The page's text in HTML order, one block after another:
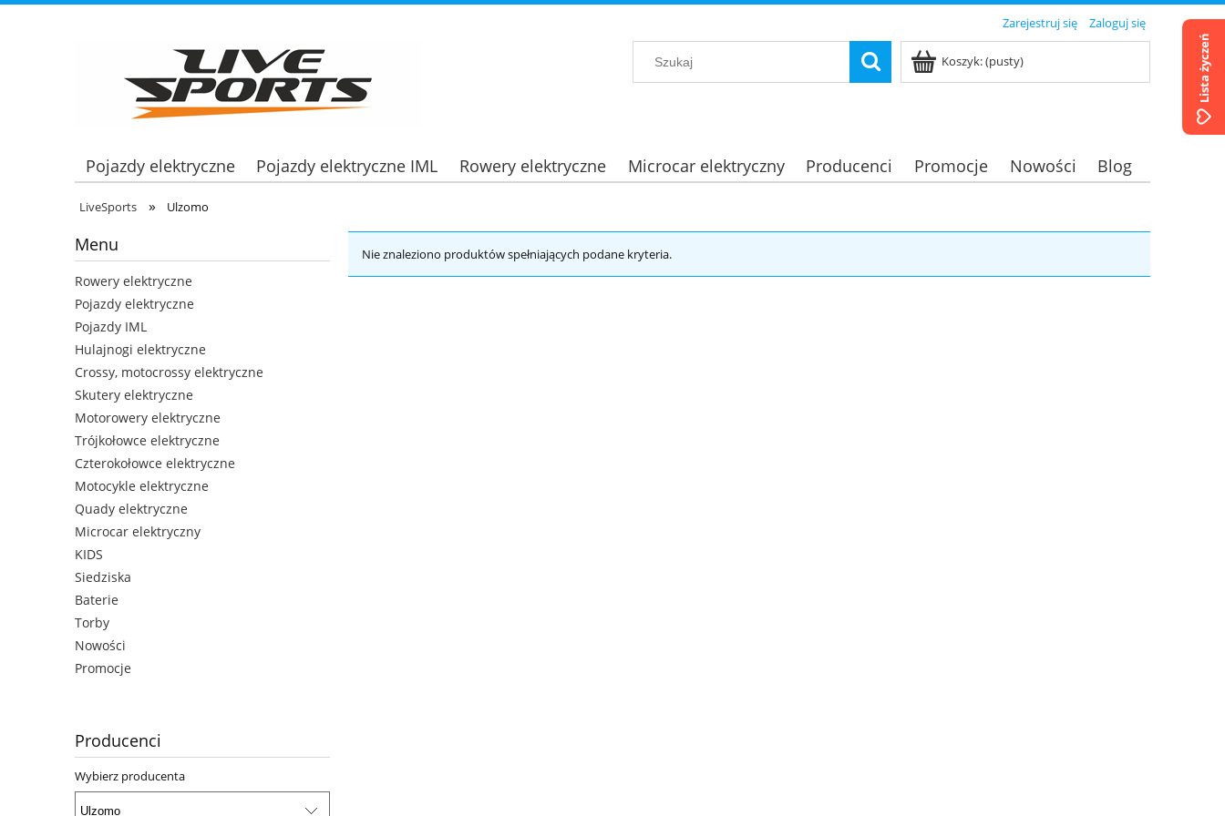
Zarejestruj się Zaloguj się
Koszyk:(pusty)
Pojazdy elektryczne Pojazdy elektryczne IML Rowery elektryczne Microcar elektryczny Producenci Promocje Nowości Blog
LiveSports » Ulzomo
Menu
Rowery elektryczne
Pojazdy elektryczne
Pojazdy IML
Hulajnogi elektryczne
Crossy, motocrossy elektryczne
Skutery elektryczne
Motorowery elektryczne
Trójkołowce elektryczne
Czterokołowce elektryczne
Motocykle elektryczne
Quady elektryczne
Microcar elektryczny
KIDS
Siedziska
Baterie
Torby
Nowości
Promocje
Producenci
Wybierz producenta
Nie znaleziono produktów spełniających podane kryteria.
Lista życzeń